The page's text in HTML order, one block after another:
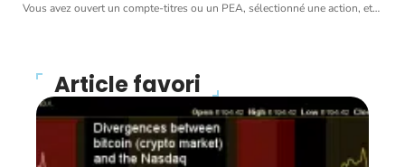
Vous avez ouvert un compte-titres ou un PEA, sélectionné une action, et…
Article favori